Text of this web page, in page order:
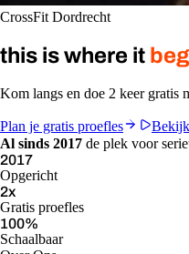
CrossFit Dordrecht
this is where it
Kom langs en doe 2 keer gratis
Plan je gratis proefles
Al sinds 2017 de plek voor
2017
Opgericht
2x
Gratis proefles
100%
Schaalbaar